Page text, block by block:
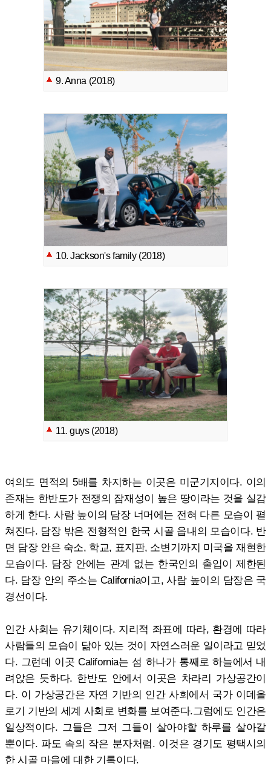
9. Anna (2018)
10. Jackson's family (2018)
11. guys (2018)
여의도 면적의 5배를 차지하는 이곳은 미군기지이다. 이의
존재는 한반도가 전쟁의 잠재성이 높은 땅이라는 것을 실감
하게 한다. 사람 높이의 담장 너머에는 전혀 다른 모습이 펼
쳐진다. 담장 밖은 전형적인 한국 시골 읍내의 모습이다. 반
면 담장 안은 숙소, 학교, 표지판, 소변기까지 미국을 재현한
모습이다. 담장 안에는 관계 없는 한국인의 출입이 제한된
다. 담장 안의 주소는 California이고, 사람 높이의 담장은 국
경선이다.
인간 사회는 유기체이다. 지리적 좌표에 따라, 환경에 따라
사람들의 모습이 닮아 있는 것이 자연스러운 일이라고 믿었
다. 그런데 이곳 California는 섬 하나가 통째로 하늘에서 내
려앉은 듯하다. 한반도 안에서 이곳은 차라리 가상공간이
다. 이 가상공간은 자연 기반의 인간 사회에서 국가 이데올
로기 기반의 세계 사회로 변화를 보여준다.그럼에도 인간은
일상적이다. 그들은 그저 그들이 살아야할 하루를 살아갈
뿐이다. 파도 속의 작은 분자처럼. 이것은 경기도 평택시의
한 시골 마을에 대한 기록이다.